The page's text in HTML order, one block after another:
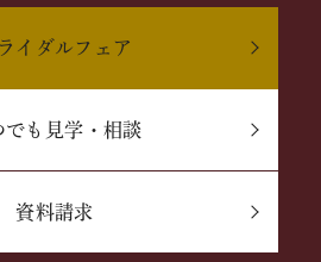
イダルフェア
でも見学・相談
資料請求